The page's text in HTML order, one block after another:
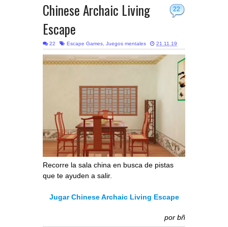
22
Chinese Archaic Living
Escape
22 Escape Games, Juegos mentales 21.11.19
Recorre la sala china en busca de pistas
que te ayuden a salir.
Jugar Chinese Archaic Living Escape
por bñ